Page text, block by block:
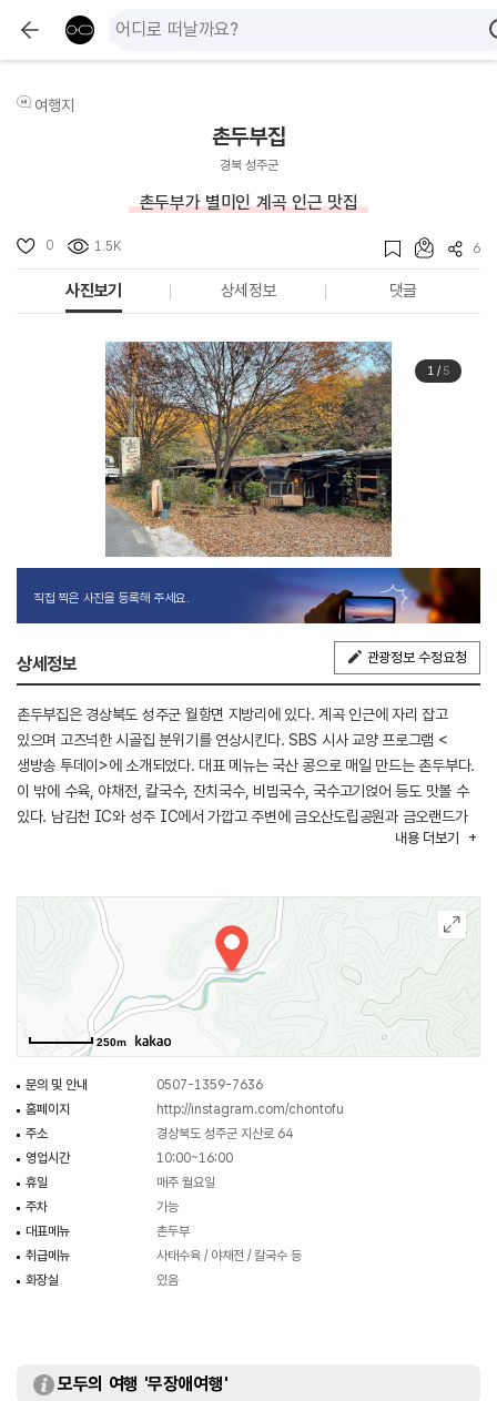
여행지
촌두부집
경북 성주군
촌두부가 별미인 계곡 인근 맛집
0 1.5K 6
사진보기 상세정보 댓글
1/ 5
직접 찍은 사진을 등록해 주세요.
상세정보 관광정보 수정요청
촌두부집은 경상북도 성주군 월항면 지방리에 있다. 계곡 인근에 자리 잡고
있으며 고즈넉한 시골집 분위기를 연상시킨다. SBS 시사 교양 프로그램 <
생방송 투데이>에 소개되었다. 대표 메뉴는 국산 콩으로 매일 만드는 촌두부다.
이 밖에 수육, 야채전, 칼국수, 잔치국수, 비빔국수, 국수고기얹어 등도 맛볼 수
있다. 남김천 IC와 성주 IC에서 가깝고 주변에 금오산도립공원과 금오랜드가
내용 더보기
250m
문의 및 안내
0507-1359-7636
홈페이지
http://instagram.com/chontofu
주소
경상북도 성주군 지산로 64
영업시간
10:00~16:00
휴일
매주 월요일
주차
가능
대표메뉴
촌두부
취급메뉴
사태수육 / 야채전 / 칼국수 등
화장실
있음
모두의 여행 '무장애여행'